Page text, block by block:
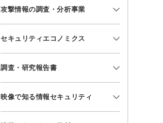
攻撃情報の調査・分析事業
セキュリティエコノミクス
調査・研究報告書
映像で知る情報セキュリティ